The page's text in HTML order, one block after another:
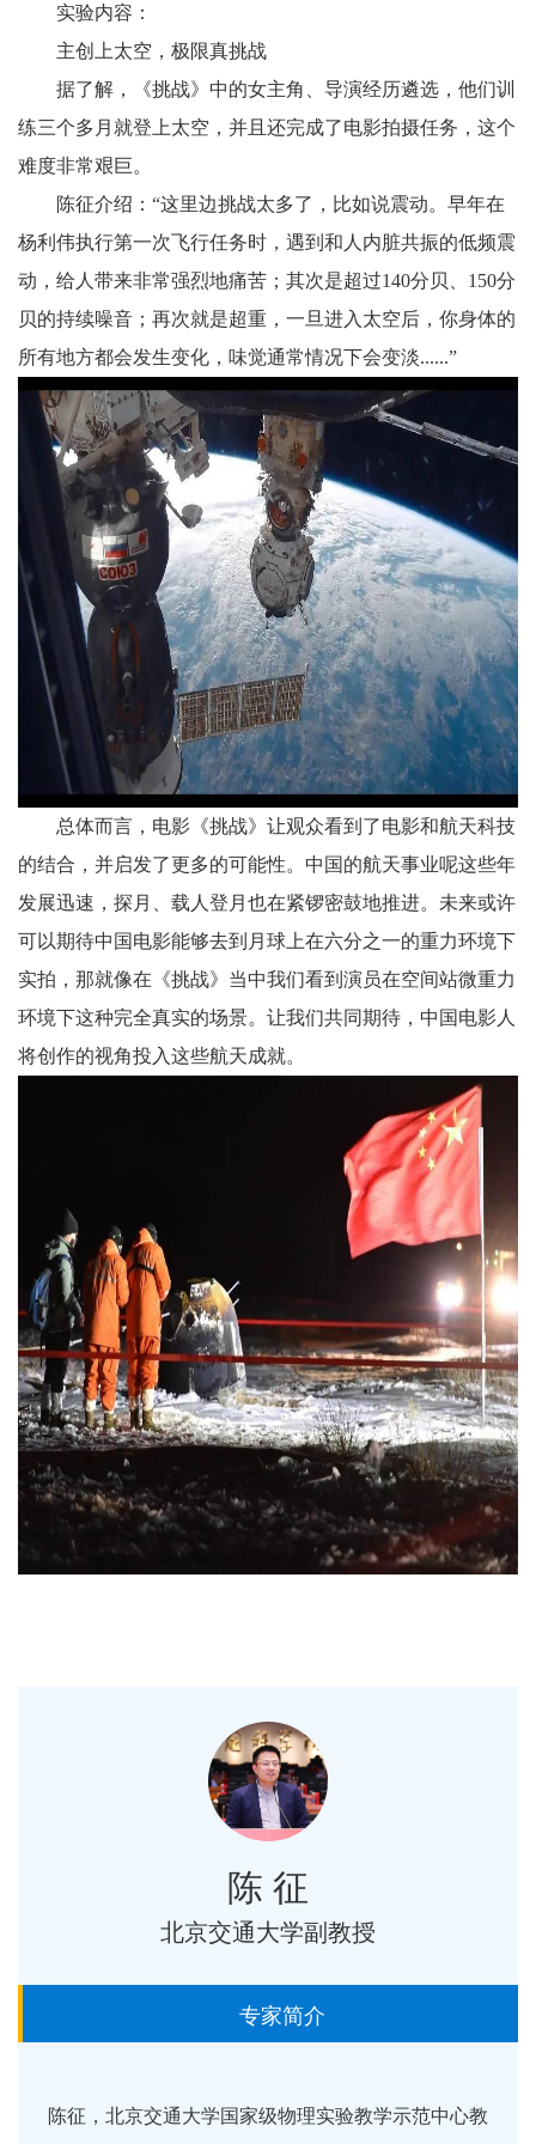
实验内容：
主创上太空，极限真挑战
据了解，《挑战》中的女主角、导演经历遴选，他们训
练三个多月就登上太空，并且还完成了电影拍摄任务，这个
难度非常艰巨。
陈征介绍：“这里边挑战太多了，比如说震动。早年在
杨利伟执行第一次飞行任务时，遇到和人内脏共振的低频震
动，给人带来非常强烈地痛苦；其次是超过140分贝、150分
贝的持续噪音；再次就是超重，一旦进入太空后，你身体的
所有地方都会发生变化，味觉通常情况下会变淡......”
总体而言，电影《挑战》让观众看到了电影和航天科技
的结合，并启发了更多的可能性。中国的航天事业呢这些年
发展迅速，探月、载人登月也在紧锣密鼓地推进。未来或许
可以期待中国电影能够去到月球上在六分之一的重力环境下
实拍，那就像在《挑战》当中我们看到演员在空间站微重力
环境下这种完全真实的场景。让我们共同期待，中国电影人
将创作的视角投入这些航天成就。
陈 征
北京交通大学副教授
专家简介
陈征，北京交通大学国家级物理实验教学示范中心教